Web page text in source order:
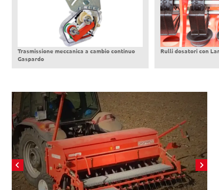
Trasmissione meccanica a cambio continuo
Gaspardo
Rulli dosatori con